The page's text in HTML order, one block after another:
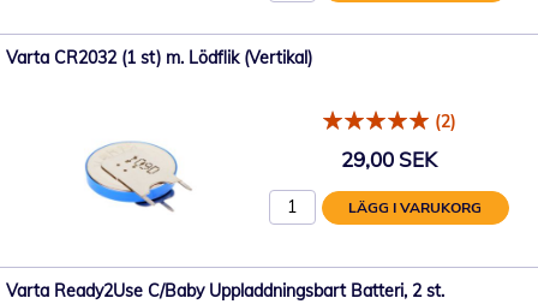
Varta CR2032 (1 st) m. Lödflik (Vertikal)
(2)
29,00 SEK
LÄGG I VARUKORG
Varta Ready2Use C/Baby Uppladdningsbart Batteri, 2 st.